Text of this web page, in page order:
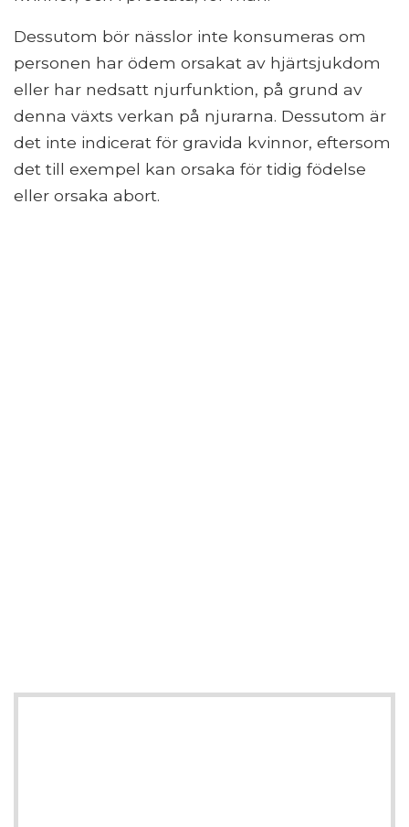
Dessutom bör nässlor inte konsumeras om
personen har ödem orsakat av hjärtsjukdom
eller har nedsatt njurfunktion, på grund av
denna växts verkan på njurarna. Dessutom är
det inte indicerat för gravida kvinnor, eftersom
det till exempel kan orsaka för tidig födelse
eller orsaka abort.